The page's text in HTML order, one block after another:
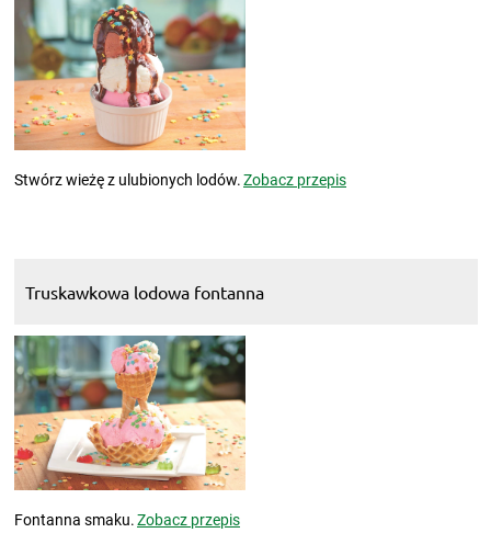
Stwórz wieżę z ulubionych lodów.Zobacz przepis
Truskawkowa lodowa fontanna
Fontanna smaku.Zobacz przepis